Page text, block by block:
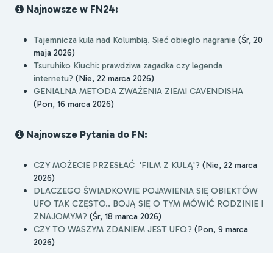
Najnowsze w FN24:
Tajemnicza kula nad Kolumbią. Sieć obiegło nagranie (Śr, 20
maja 2026)
Tsuruhiko Kiuchi: prawdziwa zagadka czy legenda
internetu? (Nie, 22 marca 2026)
GENIALNA METODA ZWAŻENIA ZIEMI CAVENDISHA
(Pon, 16 marca 2026)
Najnowsze Pytania do FN:
CZY MOŻECIE PRZESŁAĆ 'FILM Z KULĄ'? (Nie, 22 marca
2026)
DLACZEGO ŚWIADKOWIE POJAWIENIA SIĘ OBIEKTÓW
UFO TAK CZĘSTO.. BOJĄ SIĘ O TYM MÓWIĆ RODZINIE I
ZNAJOMYM? (Śr, 18 marca 2026)
CZY TO WASZYM ZDANIEM JEST UFO? (Pon, 9 marca
2026)